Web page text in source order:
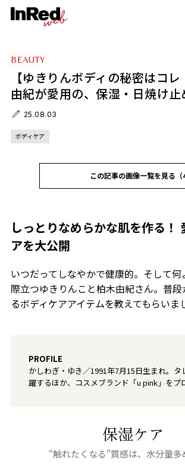
BEAUTY
【ゆきりんボディの秘密はコ
由紀が愛用の、保湿・日焼け
25.08.03
ボディケア
この記事の画像一覧を見る（
しっとりなめらかな肌を作る！
アを大公開
いつだってしなやかで健康的。そして
際立つゆきりんこと柏木由紀さん。普
るボディケアアイテムを教えてもらいま
PROFILE
かしわぎ・ゆき／1991年7月15日生まれ。タ
躍するほか、コスメブランド「u pink」をプ
保湿ケア
“触れたくなる”質感は、水分量